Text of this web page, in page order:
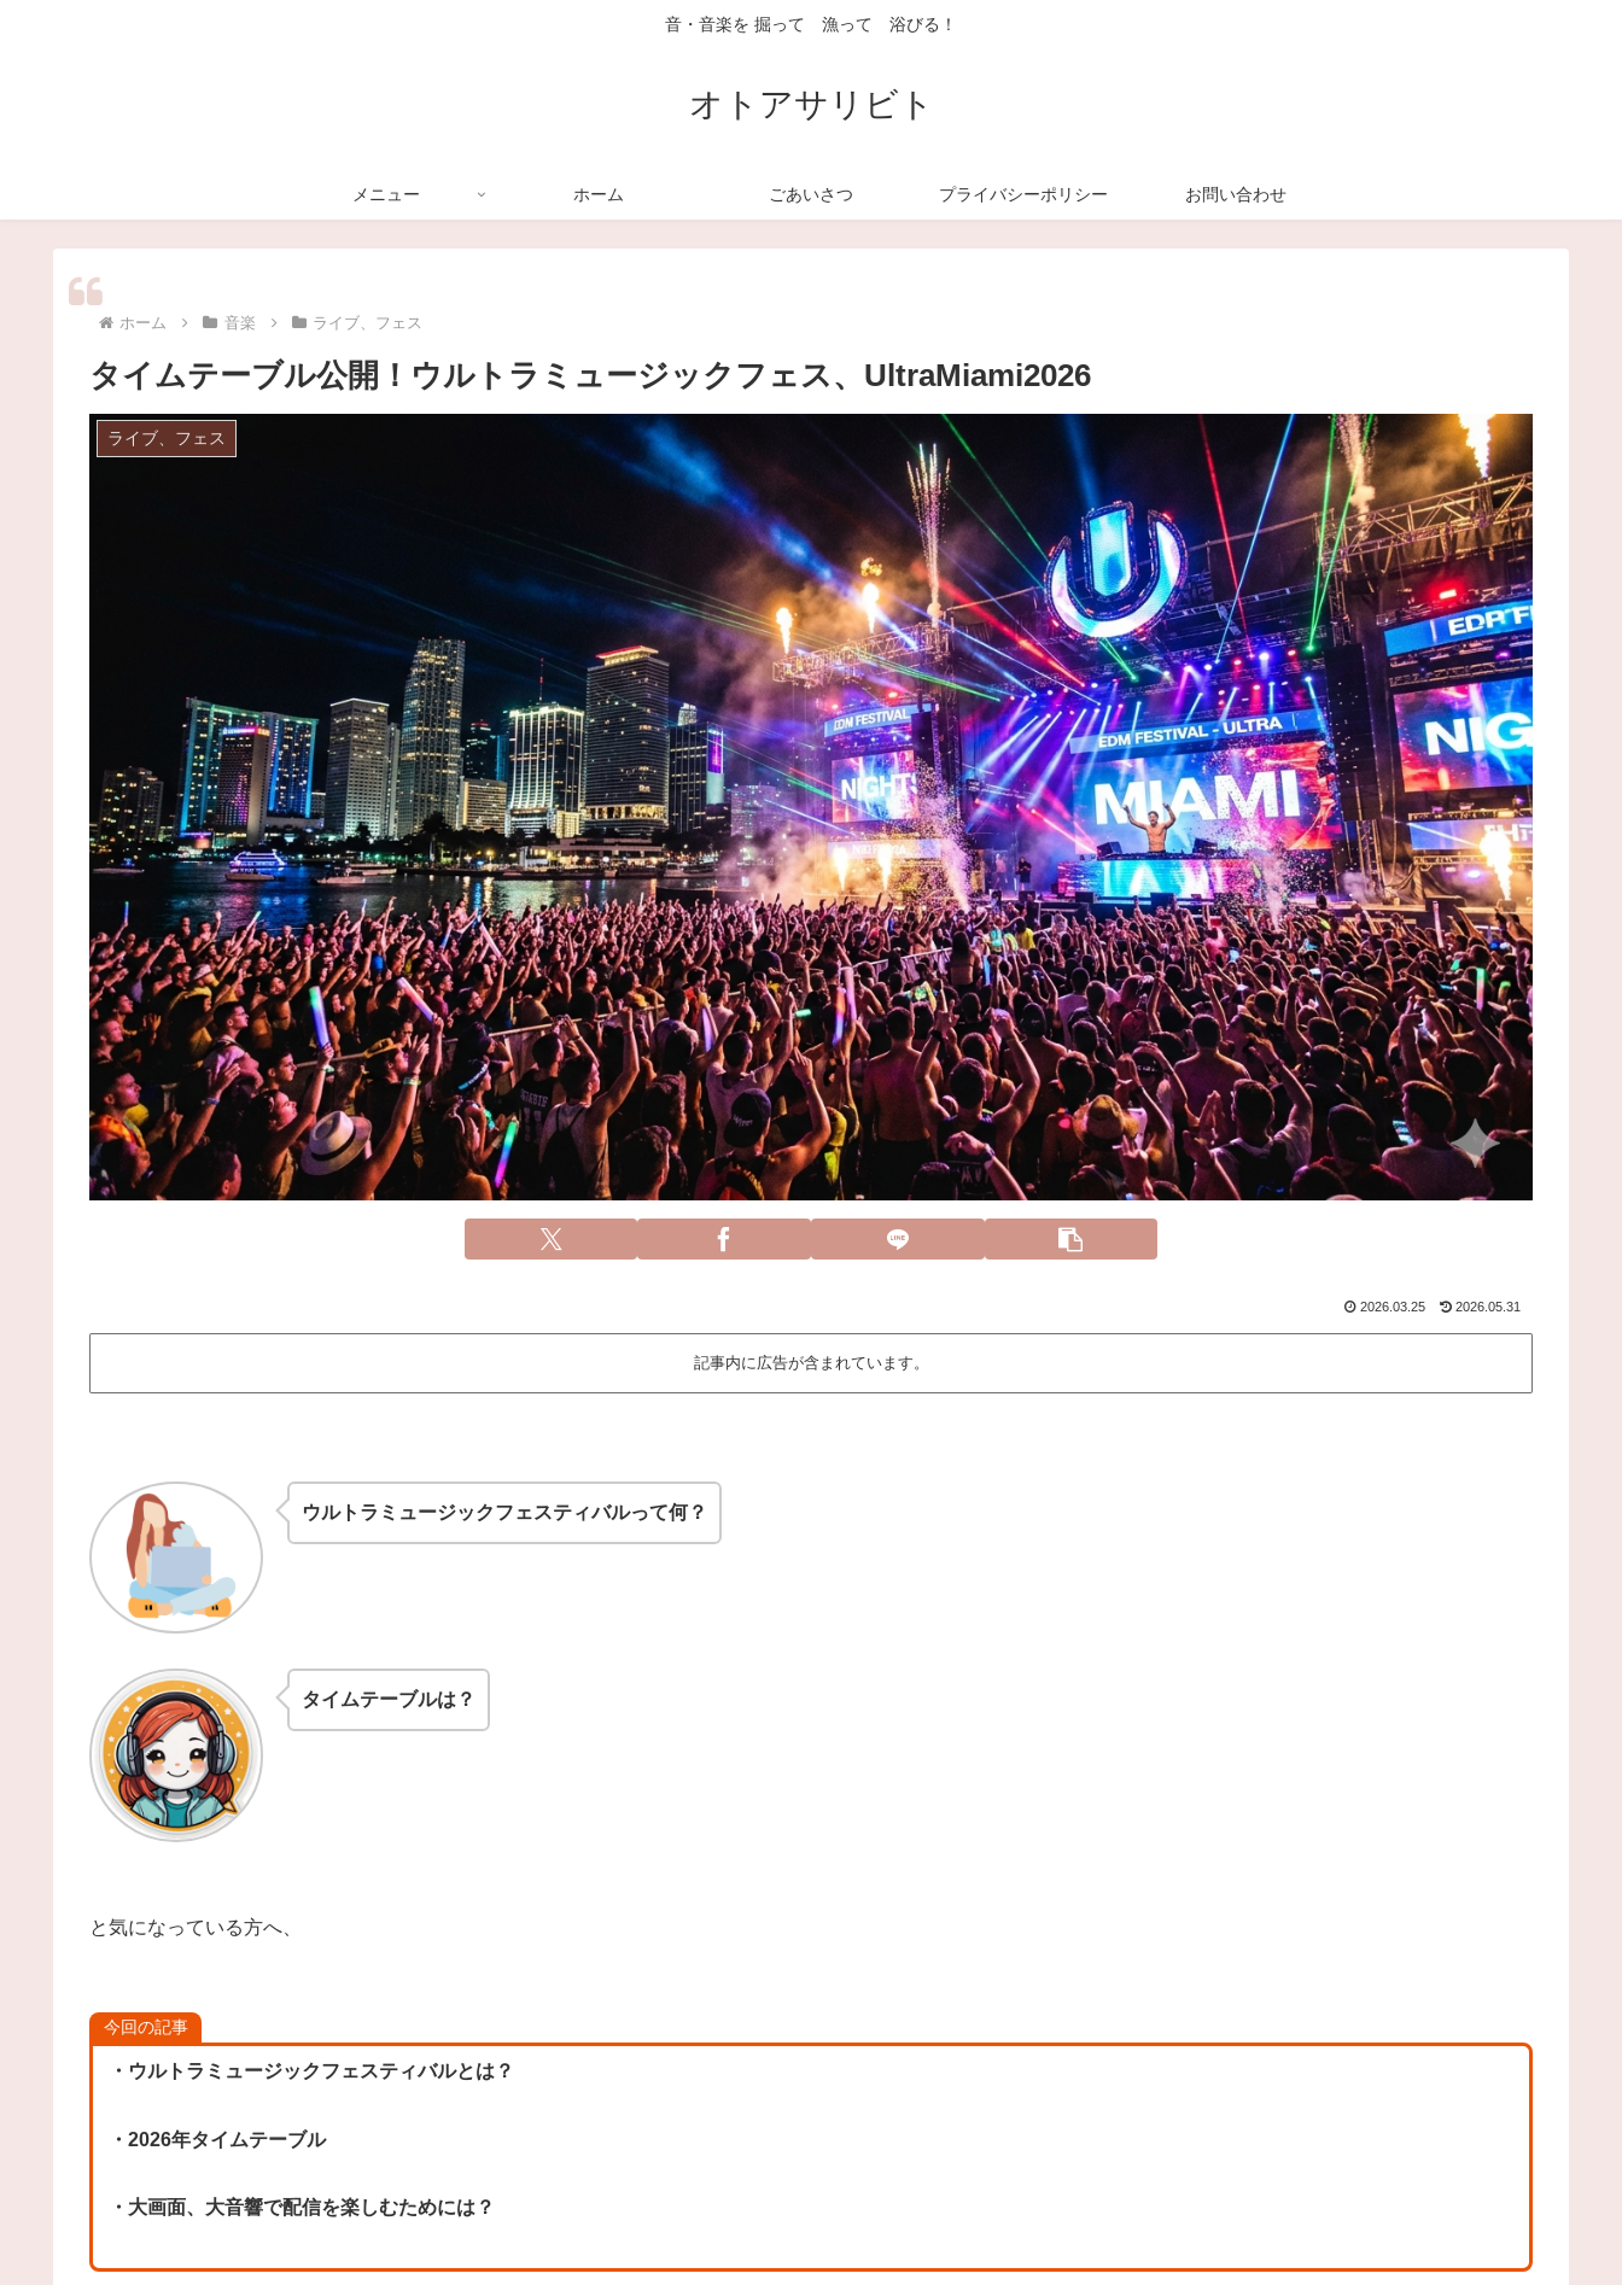
音・音楽を 掘って 漁って 浴びる！
オトアサリビト
メニュー ホーム ごあいさつ プライバシーポリシー お問い合わせ
ホーム 音楽 ライブ、フェス
タイムテーブル公開！ウルトラミュージックフェス、UltraMiami2026
ライブ、フェス
2026.03.25 2026.05.31
記事内に広告が含まれています。
ウルトラミュージックフェスティバルって何？
タイムテーブルは？
と気になっている方へ、
今回の記事
・ウルトラミュージックフェスティバルとは？
・2026年タイムテーブル
・大画面、大音響で配信を楽しむためには？